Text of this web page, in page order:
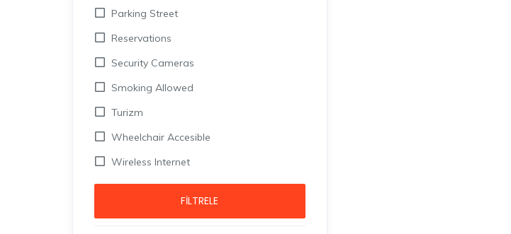
Parking Street
Reservations
Security Cameras
Smoking Allowed
Turizm
Wheelchair Accesible
Wireless Internet
FILTRELE